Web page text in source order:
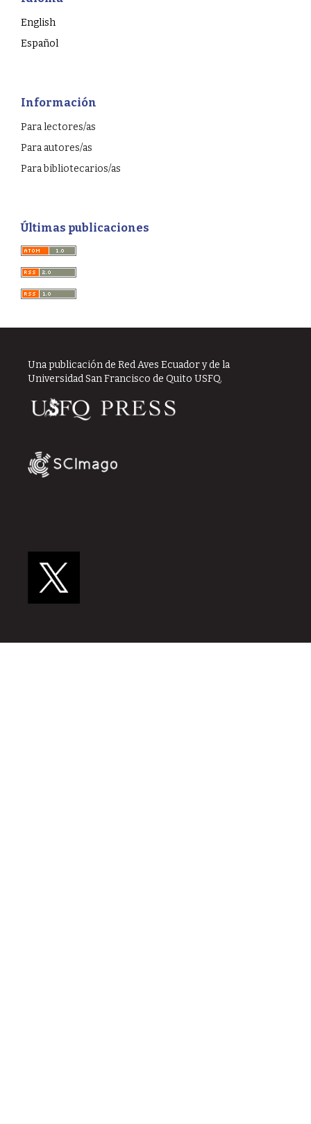
English
Español
Información
Para lectores/as
Para autores/as
Para bibliotecarios/as
Últimas publicaciones
Una publicación de Red Aves Ecuador y de la
Universidad San Francisco de Quito USFQ.